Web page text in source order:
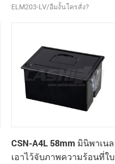
ELM203-LV/อืมงั้นใครสั่ง?
CSN-A4L 58mm มินิพาเนล
เอาไว้จับภาพความร้อนที่ใบ